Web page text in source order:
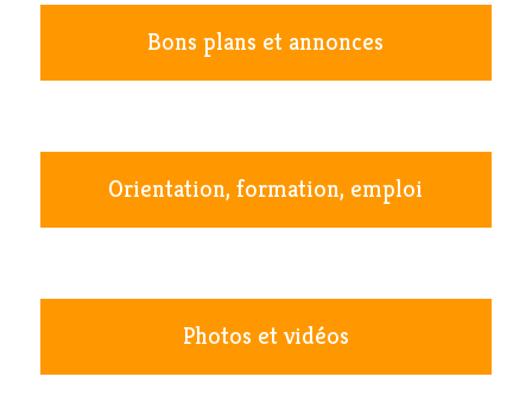
Bons plans et annonces
Orientation, formation, emploi
Photos et vidéos